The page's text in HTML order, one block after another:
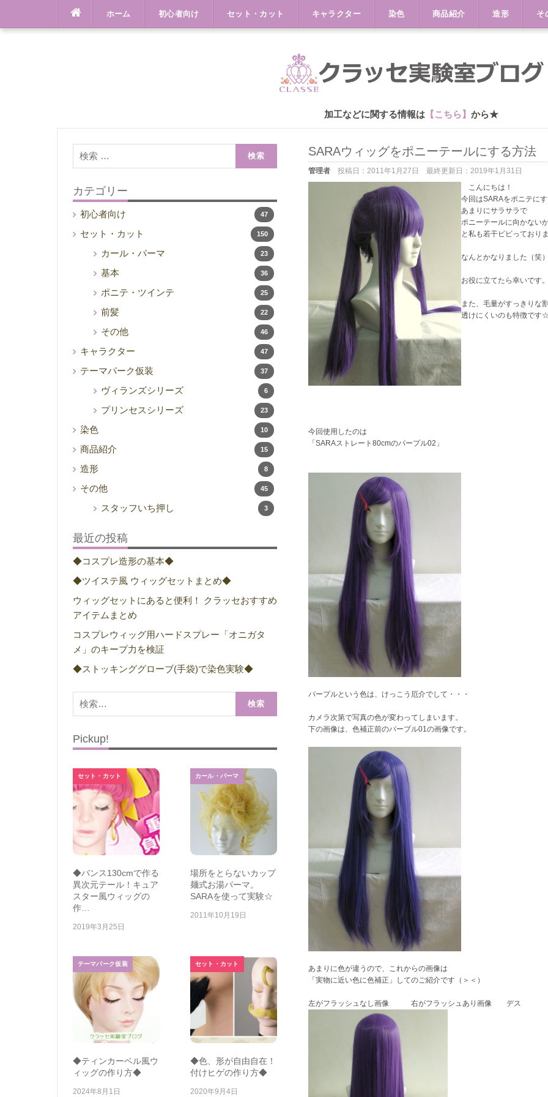
content
ホーム 初心者向け セット・カット キャラクター 染色 商品紹介 造形 そ
加工などに関する情報は【こちら】 から★
SARAウィッグをポニーテールにする方法
管理者 投稿日：2011年1月27日 最終更新日：2019年1月31日
こんにちは！
今回はSARAをポニテに
あまりにサラサラで
ポニーテールに向かない
と私も若干ビビっており
なんとかなりました（笑）
お役に立てたら幸いです。
また、毛量がすっきりな
透けにくいのも特徴です☆
今回使用したのは
「SARAストレート80cmのパープル02」
パープルという色は、けっこう厄介でして・・・
カメラ次第で写真の色が変わってしまいます。
下の画像は、色補正前のパープル01の画像です。
あまりに色が違うので、これからの画像は
「実物に近い色に色補正」してのご紹介です（＞＜）
左がフラッシュなし画像 右がフラッシュあり画像 デス
索:
カテゴリー
初心者向け 47
セット・カット 150
カール・パーマ 23
基本 36
ポニテ・ツインテ 25
前髪 22
その他 46
キャラクター 47
テーマパーク仮装 37
ヴィランズシリーズ 6
プリンセスシリーズ 23
染色 10
商品紹介 15
造形 8
その他 45
スタッフいち押し 3
最近の投稿
◆コスプレ造形の基本◆
◆ツイステ風 ウィッグセットまとめ◆
ウィッグセットにあると便利！ クラッセおすすめ
アイテムまとめ
コスプレウィッグ用ハードスプレー「オニガタ
メ」のキープ力を検証
◆ストッキンググローブ(手袋)で染色実験◆
索:
Pickup!
セット・カット
◆バンス130cmで作る
異次元テール！キュア
スター風ウィッグの
作…
2019年3月25日
カール・パーマ
場所をとらないカップ
麺式お湯パーマ。
SARAを使って実験☆
2011年10月19日
テーマパーク仮装
◆ティンカーベル風ウ
ィッグの作り方◆
2024年8月1日
セット・カット
◆色、形が自由自在！
付けヒゲの作り方◆
2020年9月4日